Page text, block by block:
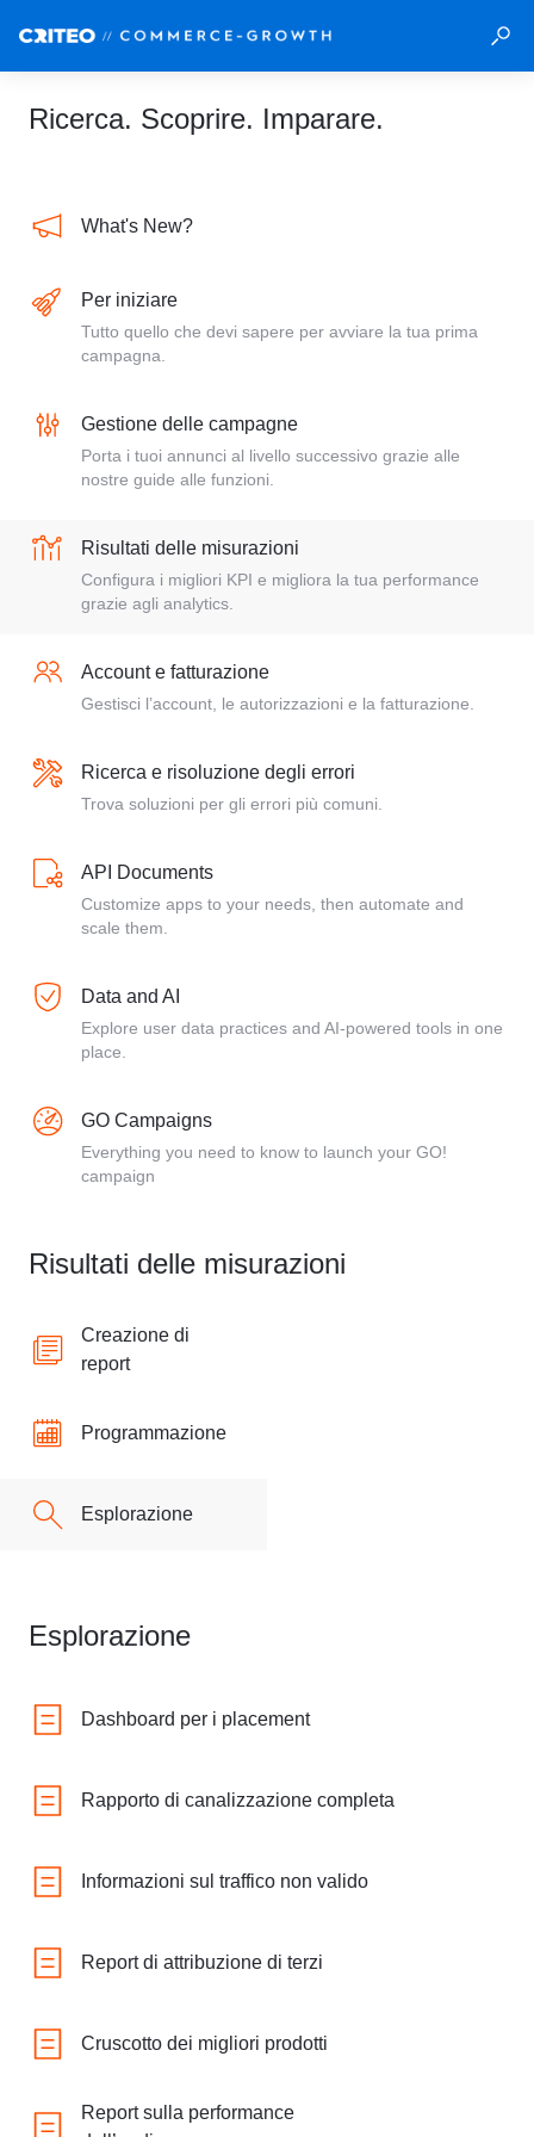
Ricerca. Scoprire. Imparare.
What's New?
Per iniziare
Tutto quello che devi sapere per avviare la tua prima
campagna.
Gestione delle campagne
Porta i tuoi annunci al livello successivo grazie alle
nostre guide alle funzioni.
Risultati delle misurazioni
Configura i migliori KPI e migliora la tua performance
grazie agli analytics.
Account e fatturazione
Gestisci l’account, le autorizzazioni e la fatturazione.
Ricerca e risoluzione degli errori
Trova soluzioni per gli errori più comuni.
API Documents
Customize apps to your needs, then automate and
scale them.
Data and AI
Explore user data practices and AI-powered tools in one
place.
GO Campaigns
Everything you need to know to launch your GO!
campaign
Risultati delle misurazioni
Creazione di
report
Programmazione
Esplorazione
Esplorazione
Dashboard per i placement
Rapporto di canalizzazione completa
Informazioni sul traffico non valido
Report di attribuzione di terzi
Cruscotto dei migliori prodotti
Report sulla performance